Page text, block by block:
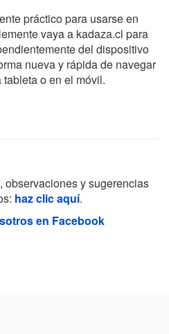
práctico para usarse en
vaya a kadaza.cl para
del dispositivo
nueva y rápida de navegar
o en el móvil.
observaciones y sugerencias
haz clic aquí.
en Facebook